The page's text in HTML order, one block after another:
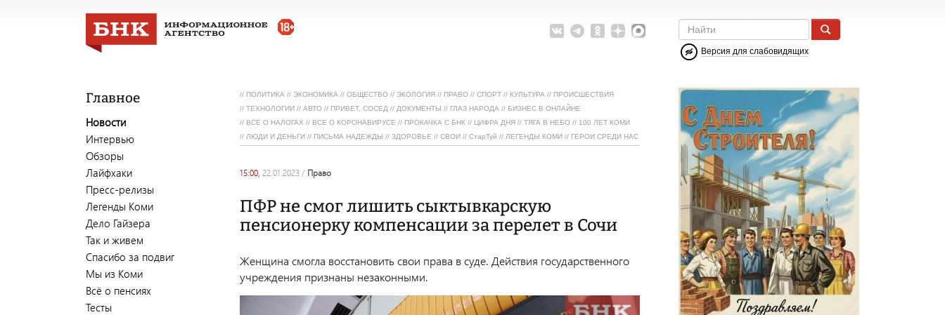
Версия для слабовидящих
Главное
Новости
Интервью
Обзоры
Лайфхаки
Пресс-релизы
Легенды Коми
Дело Гайзера
Так и живем
Спасибо за подвиг
Мы из Коми
Всё о пенсиях
Тесты
// ПОЛИТИКА // ЭКОНОМИКА // ОБЩЕСТВО // ЭКОЛОГИЯ // ПРАВО // СПОРТ // КУЛЬТУРА // ПРОИСШЕСТВИЯ
// ТЕХНОЛОГИИ // АВТО // ПРИВЕТ, СОСЕД // ДОКУМЕНТЫ // ГЛАЗ НАРОДА // БИЗНЕС В ОНЛАЙНЕ
// ВСЕ О НАЛОГАХ // ВСЕ О КОРОНАВИРУСЕ // ПРОКАЧКА С БНК // ЦИФРА ДНЯ // ТЯГА В НЕБО // 100 ЛЕТ КОМИ
// ЛЮДИ И ДЕНЬГИ // ПИСЬМА НАДЕЖДЫ // ЗДОРОВЬЕ // СВОИ // СтарТуй // ЛЕГЕНДЫ КОМИ // ГЕРОИ СРЕДИ НАС
15:00, 22.01.2023 / право
ПФР не смог лишить сыктывкарскую
пенсионерку компенсации за перелет в Сочи
Женщина смогла восстановить свои права в суде. Действия государственного
учреждения признаны незаконными.